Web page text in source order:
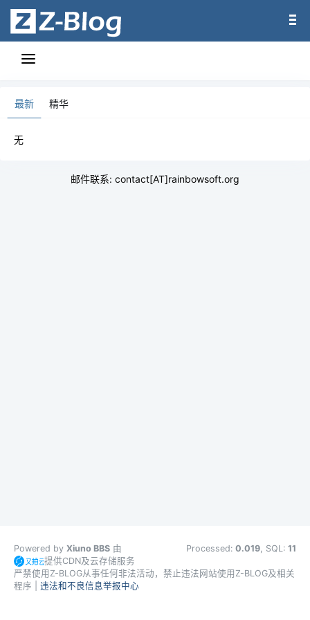
最新 精华
无
邮件联系: contact[AT]rainbowsoft.org
Powered by Xiuno BBS 由
提供CDN及云存储服务
Processed: 0.019, SQL: 11
严禁使用Z-BLOG从事任何非法活动，禁止违法网站使用Z-BLOG及相关
程序 | 违法和不良信息举报中心